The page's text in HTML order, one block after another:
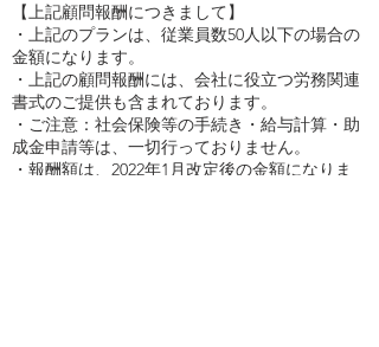
【上記顧問報酬につきまして】
​・上記のプランは、従業員数50人以下の場合の
金額になります。
・上記の顧問報酬には、会社に役立つ労務関連
書式のご提供も含まれております。
・ご注意：社会保険等の手続き・給与計算・助
成金申請等は、一切行っておりません。
・報酬額は、2022年1月改定後の金額になりま